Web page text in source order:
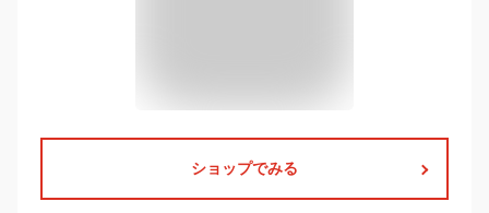
ショップでみる